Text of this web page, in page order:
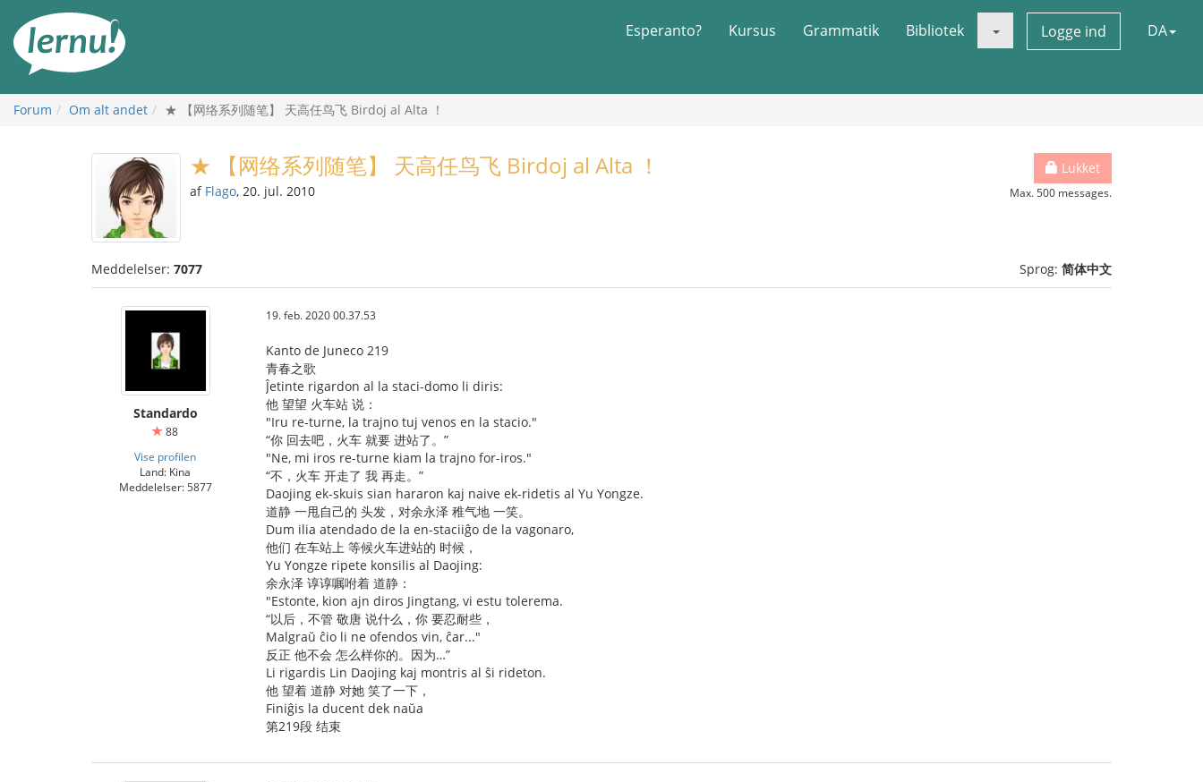
indholdet
Esperanto? Kursus Grammatik Bibliotek Logge ind DA
Forum Om alt andet ★ 【网络系列随笔】 天高任鸟飞 Birdoj al Alta ！
Lukket
Max. 500 messages.
★ 【网络系列随笔】 天高任鸟飞 Birdoj al Alta ！
af Flago, 20. jul. 2010
Meddelelser: 7077 Sprog: 简体中文
Standardo
88
Vise profilen
Land: Kina
Meddelelser: 5877
19. feb. 2020 00.37.53
Kanto de Juneco 219
青春之歌
Ĵetinte rigardon al la staci-domo li diris:
他 望望 火车站 说：
"Iru re-turne, la trajno tuj venos en la stacio."
“你 回去吧，火车 就要 进站了。”
"Ne, mi iros re-turne kiam la trajno for-iros."
“不，火车 开走了 我 再走。”
Daojing ek-skuis sian hararon kaj naive ek-ridetis al Yu Yongze.
道静 一甩自己的 头发，对余永泽 稚气地 一笑。
Dum ilia atendado de la en-staciiĝo de la vagonaro,
他们 在车站上 等候火车进站的 时候，
Yu Yongze ripete konsilis al Daojing:
余永泽 谆谆嘱咐着 道静：
"Estonte, kion ajn diros Jingtang, vi estu tolerema.
“以后，不管 敬唐 说什么，你 要忍耐些，
Malgraŭ ĉio li ne ofendos vin, ĉar..."
反正 他不会 怎么样你的。因为…”
Li rigardis Lin Daojing kaj montris al ŝi rideton.
他 望着 道静 对她 笑了一下，
Finiĝis la ducent dek naŭa
第219段 结束